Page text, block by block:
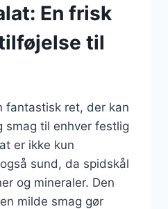
En frisk
til
fantastisk ret, der kan
smag til enhver festlig
er ikke kun
sund, da spidskål
og mineraler. Den
milde smag gør